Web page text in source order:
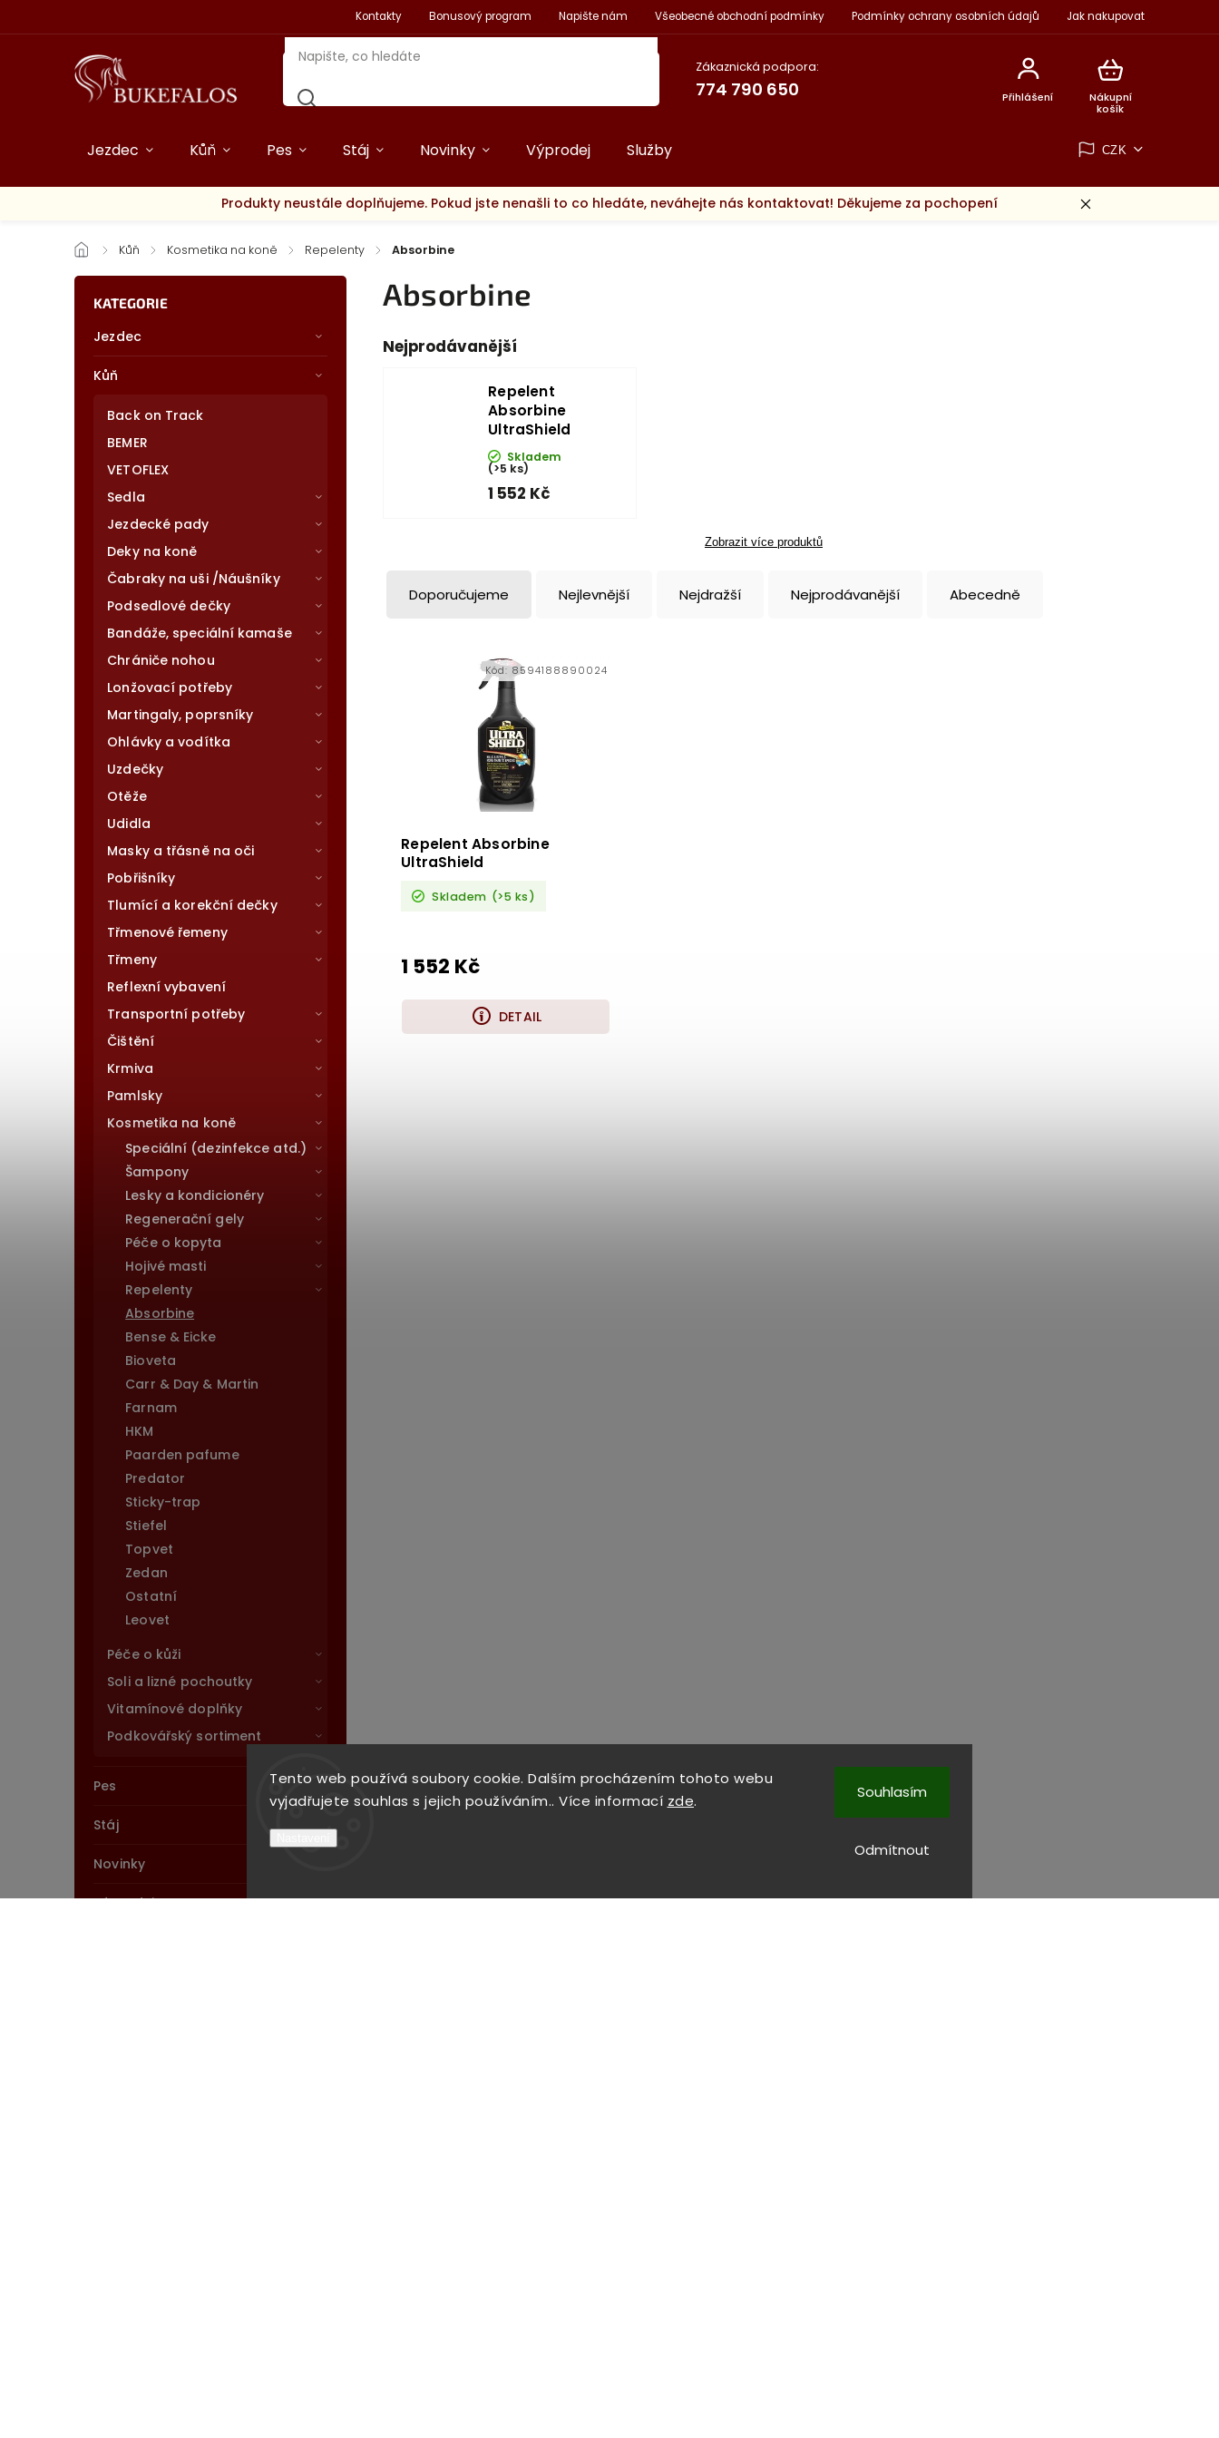
Tento web používá soubory cookie. Dalším procházením tohoto webu
vyjadřujete souhlas s jejich používáním.. Více informací zde.
Odmítnout
Souhlasím
Kontakty Bonusový program Napište nám Všeobecné obchodní podmínky Podmínky ochrany osobních údajů Jak nakupovat
Zákaznická podpora:
774 790 650
Nákupní
košík
Přihlášení
CZK
Jezdec Kůň Pes Stáj Novinky Výprodej Služby
Produkty neustále doplňujeme. Pokud jste nenašli to co hledáte, neváhejte nás kontaktovat! Děkujeme za pochopení
/ Kůň / Kosmetika na koně / Repelenty / Absorbine
KATEGORIE
Jezdec
Kůň
Back on Track
BEMER
VETOFLEX
Sedla
Jezdecké pady
Deky na koně
Čabraky na uši /Náušníky
Podsedlové dečky
Bandáže, speciální kamaše
Chrániče nohou
Lonžovací potřeby
Martingaly, poprsníky
Ohlávky a vodítka
Uzdečky
Otěže
Udidla
Masky a třásně na oči
Pobřišníky
Tlumící a korekční dečky
Třmenové řemeny
Třmeny
Reflexní vybavení
Transportní potřeby
Čištění
Krmiva
Pamlsky
Kosmetika na koně
Speciální (dezinfekce atd.)
Šampony
Lesky a kondicionéry
Regenerační gely
Péče o kopyta
Hojivé masti
Repelenty
Absorbine
Bense & Eicke
Bioveta
Carr & Day & Martin
Farnam
HKM
Paarden pafume
Predator
Sticky-trap
Stiefel
Topvet
Zedan
Ostatní
Leovet
Péče o kůži
Soli a lizné pochoutky
Vitamínové doplňky
Podkovářský sortiment
Pes
Stáj
Novinky
Výprodej
Absorbine
Nejprodávanější
Repelent
Absorbine
UltraShield
Skladem
(>5 ks)
1 552 Kč
Zobrazit více produktů
Doporučujeme Nejlevnější Nejdražší Nejprodávanější Abecedně
Repelent Absorbine
UltraShield
Skladem (>5 ks)
1 552 Kč
DETAIL
Kód:8594188890024